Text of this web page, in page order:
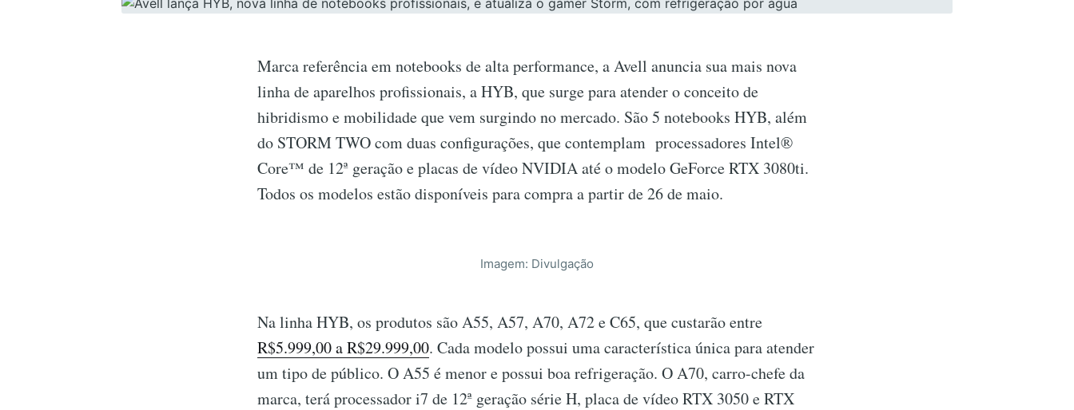
Marca referência em notebooks de alta performance, a Avell anuncia sua mais nova
linha de aparelhos profissionais, a HYB, que surge para atender o conceito de
hibridismo e mobilidade que vem surgindo no mercado. São 5 notebooks HYB, além
do STORM TWO com duas configurações, que contemplam processadores Intel®
Core™ de 12ª geração e placas de vídeo NVIDIA até o modelo GeForce RTX 3080ti.
Todos os modelos estão disponíveis para compra a partir de 26 de maio.
Imagem: Divulgação
Na linha HYB, os produtos são A55, A57, A70, A72 e C65, que custarão entre
R$5.999,00 a R$29.999,00. Cada modelo possui uma característica única para atender
um tipo de público. O A55 é menor e possui boa refrigeração. O A70, carro-chefe da
marca, terá processador i7 de 12ª geração série H, placa de vídeo RTX 3050 e RTX